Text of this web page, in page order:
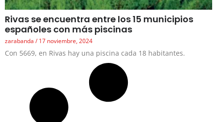
Rivas se encuentra entre los 15 municipios
españoles con más piscinas
zarabanda 17 noviembre, 2024
Con 5669, en Rivas hay una piscina cada 18 habitantes.